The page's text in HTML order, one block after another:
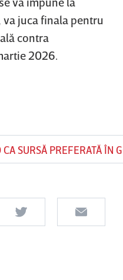
va juca finala pentru
contra
2026.
CA SURSĂ PREFERATĂ ÎN